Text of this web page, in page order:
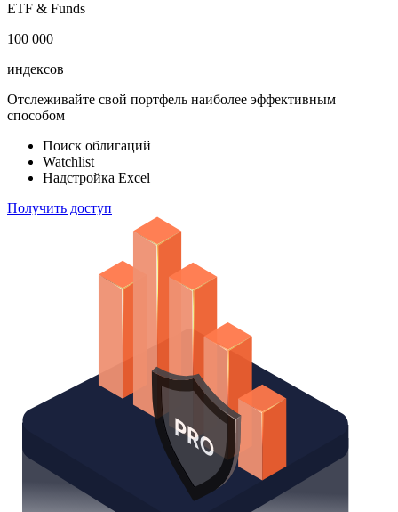
ETF & Funds
100 000
индексов
Отслеживайте свой портфель наиболее эффективным
способом
Поиск облигаций
Watchlist
Надстройка Excel
Получить доступ